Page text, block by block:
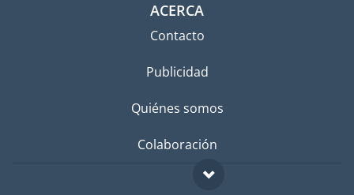
ACERCA
Contacto
Publicidad
Quiénes somos
Colaboración